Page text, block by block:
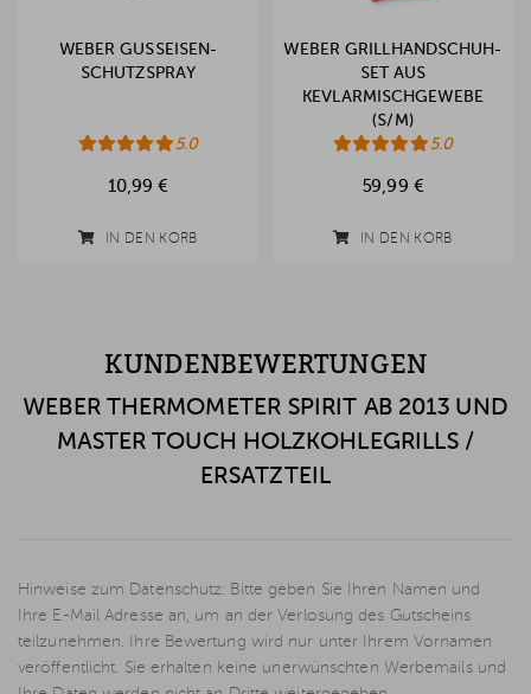
WEBER GUSSEISEN-
SCHUTZSPRAY
5.0
10,99 €
IN DEN KORB
WEBER GRILLHANDSCHUH-
SET AUS
KEVLARMISCHGEWEBE
(S/M)
5.0
59,99 €
IN DEN KORB
KUNDENBEWERTUNGEN
WEBER THERMOMETER SPIRIT AB 2013 UND
MASTER TOUCH HOLZKOHLEGRILLS /
ERSATZTEIL
Hinweise zum Datenschutz: Bitte geben Sie Ihren Namen und
Ihre E-Mail Adresse an, um an der Verlosung des Gutscheins
teilzunehmen. Ihre Bewertung wird nur unter Ihrem Vornamen
veröffentlicht. Sie erhalten keine unerwünschten Werbemails und